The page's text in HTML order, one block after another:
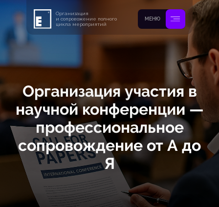
МЕНЮ
Организация
и сопровожение полного
цикла мероприятий
Организация участия в
научной конференции —
профессиональное
сопровождение от А до
Я